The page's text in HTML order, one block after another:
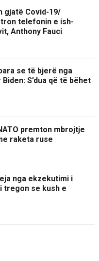
gjatë Covid-19/
telefonin e ish-
Anthony Fauci
se të bjerë nga
S’dua që të bëhet
premton mbrojtje
raketa ruse
nga ekzekutimi i
tregon se kush e